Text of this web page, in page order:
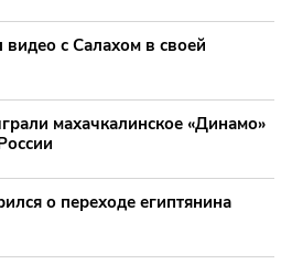
видео с Салахом в своей
махачкалинское «Динамо»
о переходе египтянина